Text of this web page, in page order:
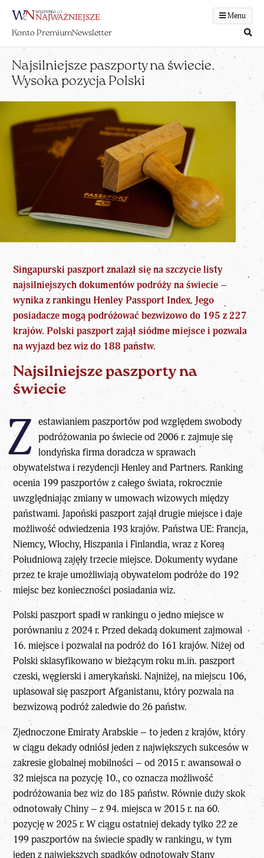
Menu
Konto PremiumNewsletter
Najsilniejsze paszporty na świecie.
Wysoka pozycja Polski
Singapurski paszport znalazł się na szczycie listy
najsilniejszych dokumentów podróży na świecie –
wynika z rankingu Henley Passport Index. Jego
posiadacze mogą podróżować bezwizowo do 195 z 227
krajów. Polski paszport zajął siódme miejsce i pozwala
na wyjazd bez wiz do 188 państw.
Najsilniejsze paszporty na
świecie
Z estawianiem paszportów pod względem swobody
podróżowania po świecie od 2006 r. zajmuje się
londyńska firma doradcza w sprawach
obywatelstwa i rezydencji Henley and Partners. Ranking
ocenia 199 paszportów z całego świata, rokrocznie
uwzględniając zmiany w umowach wizowych między
państwami. Japoński paszport zajął drugie miejsce i daje
możliwość odwiedzenia 193 krajów. Państwa UE: Francja,
Niemcy, Włochy, Hiszpania i Finlandia, wraz z Koreą
Południową zajęły trzecie miejsce. Dokumenty wydane
przez te kraje umożliwiają obywatelom podróże do 192
miejsc bez konieczności posiadania wiz.
Polski paszport spadł w rankingu o jedno miejsce w
porównaniu z 2024 r. Przed dekadą dokument zajmował
16. miejsce i pozwalał na podróż do 161 krajów. Niżej od
Polski sklasyfikowano w bieżącym roku m.in. paszport
czeski, węgierski i amerykański. Najniżej, na miejscu 106,
uplasował się paszport Afganistanu, który pozwala na
bezwizową podróż zaledwie do 26 państw.
Zjednoczone Emiraty Arabskie – to jeden z krajów, który
w ciągu dekady odniósł jeden z największych sukcesów w
zakresie globalnej mobilności – od 2015 r. awansował o
32 miejsca na pozycję 10., co oznacza możliwość
podróżowania bez wiz do 185 państw. Równie duży skok
odnotowały Chiny – z 94. miejsca w 2015 r. na 60.
pozycję w 2025 r. W ciągu ostatniej dekady tylko 22 ze
199 paszportów na świecie spadły w rankingu, w tym
jeden z największych spadków odnotowały Stany